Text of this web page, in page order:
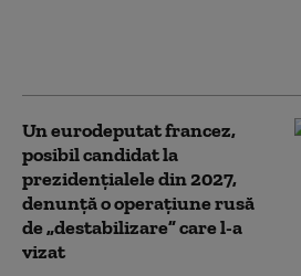
Un eurodeputat francez,
posibil candidat la
prezidențialele din 2027,
denunţă o operaţiune rusă
de „destabilizare” care l-a
vizat